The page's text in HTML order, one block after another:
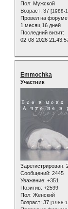
Пол: Мужской
Возраст: 37 [1988-
Провел на форуме:
1 месяц 16 дней
Последний визит:
02-08-2026
Emmochka
Участник
Зарегистрирован:
Сообщений: 2445
Уважение: +351
Позитив: +2599
Пол: Женский
Возраст: 37 [1988-